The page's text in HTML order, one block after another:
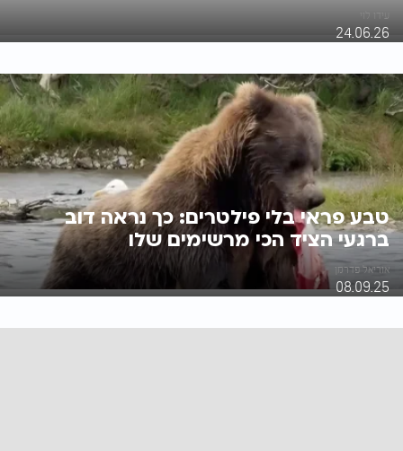
עידו לוי
24.06.26
טבע פראי בלי פילטרים: כך נראה דוב
ברגעי הציד הכי מרשימים שלו
אוריאל פדרמן
08.09.25